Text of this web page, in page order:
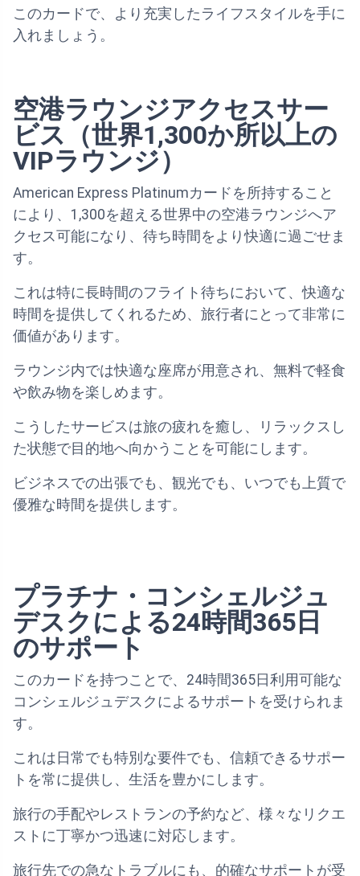
このカードで、より充実したライフスタイルを手に
入れましょう。
空港ラウンジアクセスサー
ビス（世界1,300か所以上の
VIPラウンジ）
American Express Platinumカードを所持すること
により、1,300を超える世界中の空港ラウンジへア
クセス可能になり、待ち時間をより快適に過ごせま
す。
これは特に長時間のフライト待ちにおいて、快適な
時間を提供してくれるため、旅行者にとって非常に
価値があります。
ラウンジ内では快適な座席が用意され、無料で軽食
や飲み物を楽しめます。
こうしたサービスは旅の疲れを癒し、リラックスし
た状態で目的地へ向かうことを可能にします。
ビジネスでの出張でも、観光でも、いつでも上質で
優雅な時間を提供します。
プラチナ・コンシェルジュ
デスクによる24時間365日
のサポート
このカードを持つことで、24時間365日利用可能な
コンシェルジュデスクによるサポートを受けられま
す。
これは日常でも特別な要件でも、信頼できるサポー
トを常に提供し、生活を豊かにします。
旅行の手配やレストランの予約など、様々なリクエ
ストに丁寧かつ迅速に対応します。
旅行先での急なトラブルにも、的確なサポートが受